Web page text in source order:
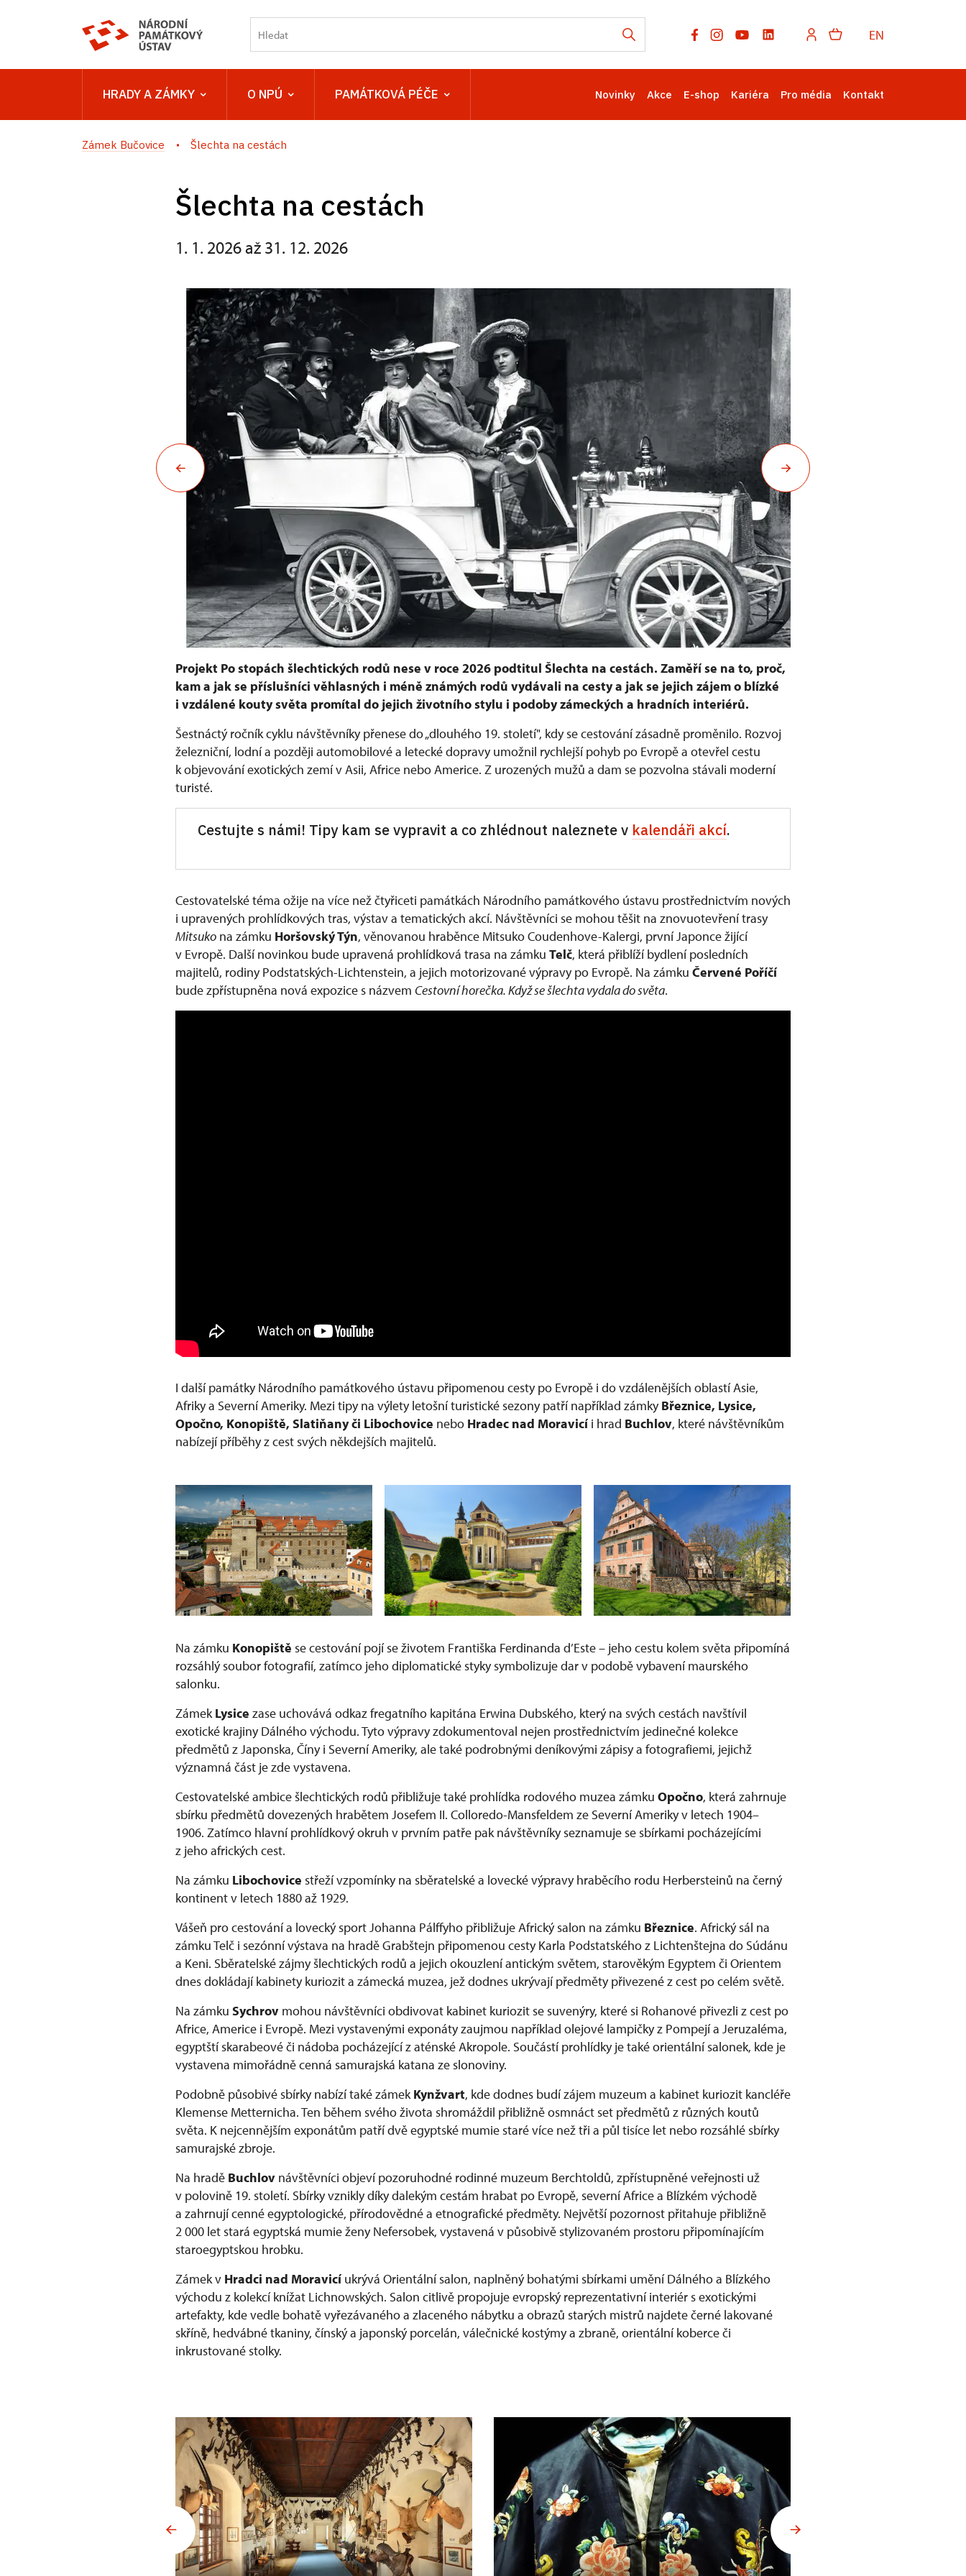
EN
HRADY A ZÁMKY O NPÚ PAMÁTKOVÁ PÉČE Novinky Akce E-shop Kariéra Pro média Kontakt
Zámek Bučovice Šlechta na cestách
Šlechta na cestách
1. 1. 2026 až 31. 12. 2026
Projekt Po stopách šlechtických rodů nese v roce 2026 podtitul Šlechta na cestách. Zaměří se na to, proč,
kam a jak se příslušníci věhlasných i méně známých rodů vydávali na cesty a jak se jejich zájem o blízké
i vzdálené kouty světa promítal do jejich životního stylu i podoby zámeckých a hradních interiérů.
Šestnáctý ročník cyklu návštěvníky přenese do „dlouhého 19. století", kdy se cestování zásadně proměnilo. Rozvoj
železniční, lodní a později automobilové a letecké dopravy umožnil rychlejší pohyb po Evropě a otevřel cestu
k objevování exotických zemí v Asii, Africe nebo Americe. Z urozených mužů a dam se pozvolna stávali moderní
turisté.
Cestujte s námi! Tipy kam se vypravit a co zhlédnout naleznete v kalendáři akcí.
Cestovatelské téma ožije na více než čtyřiceti památkách Národního památkového ústavu prostřednictvím nových
i upravených prohlídkových tras, výstav a tematických akcí. Návštěvníci se mohou těšit na znovuotevření trasy
Mitsuko na zámku Horšovský Týn, věnovanou hraběnce Mitsuko Coudenhove-Kalergi, první Japonce žijící
v Evropě. Další novinkou bude upravená prohlídková trasa na zámku Telč, která přiblíží bydlení posledních
majitelů, rodiny Podstatských-Lichtenstein, a jejich motorizované výpravy po Evropě. Na zámku Červené Poříčí
bude zpřístupněna nová expozice s názvem Cestovní horečka. Když se šlechta vydala do světa.
I další památky Národního památkového ústavu připomenou cesty po Evropě i do vzdálenějších oblastí Asie,
Afriky a Severní Ameriky. Mezi tipy na výlety letošní turistické sezony patří například zámkyBřeznice, Lysice,
Opočno, Konopiště, Slatiňany či Libochovice nebo Hradec nad Moravicíi hrad Buchlov, které návštěvníkům
nabízejí příběhy z cest svých někdejších majitelů.
Na zámku Konopiště se cestování pojí se životem Františka Ferdinanda d’Este – jeho cestu kolem světa připomíná
rozsáhlý soubor fotografií, zatímco jeho diplomatické styky symbolizuje dar v podobě vybavení maurského
salonku.
ZámekLysice zase uchovává odkaz fregatního kapitána Erwina Dubského, který na svých cestách navštívil
exotické krajiny Dálného východu. Tyto výpravy zdokumentoval nejen prostřednictvím jedinečné kolekce
předmětů z Japonska, Číny i Severní Ameriky, ale také podrobnými deníkovými zápisy a fotografiemi, jejichž
významná část je zde vystavena.
Cestovatelské ambice šlechtických rodů přibližuje také prohlídka rodového muzea zámku Opočno, která zahrnuje
sbírku předmětů dovezených hrabětem Josefem II. Colloredo-Mansfeldem ze Severní Ameriky v letech 1904–
1906. Zatímco hlavní prohlídkový okruh v prvním patře pak návštěvníky seznamuje se sbírkami pocházejícími
z jeho afrických cest.
Na zámku Libochovice střeží vzpomínky na sběratelské a lovecké výpravy hraběcího rodu Herbersteinů na černý
kontinent v letech 1880 až 1929.
Vášeň pro cestování a lovecký sport Johanna Pálffyho přibližuje Africký salon na zámku Březnice. Africký sál na
zámku Telč i sezónní výstava na hradě Grabštejn připomenou cesty Karla Podstatského z Lichtenštejna do Súdánu
a Keni. Sběratelské zájmy šlechtických rodů a jejich okouzlení antickým světem, starověkým Egyptem či Orientem
dnes dokládají kabinety kuriozit a zámecká muzea, jež dodnes ukrývají předměty přivezené z cest po celém světě.
Na zámku Sychrov mohou návštěvníci obdivovat kabinet kuriozit se suvenýry, které si Rohanové přivezli z cest po
Africe, Americe i Evropě. Mezi vystavenými exponáty zaujmou například olejové lampičky z Pompejí a Jeruzaléma,
egyptští skarabeové či nádoba pocházející z aténské Akropole. Součástí prohlídky je také orientální salonek, kde je
vystavena mimořádně cenná samurajská katana ze slonoviny.
Podobně působivé sbírky nabízí také zámekKynžvart, kde dodnes budí zájem muzeum a kabinet kuriozit kancléře
Klemense Metternicha. Ten během svého života shromáždil přibližně osmnáct set předmětů z různých koutů
světa. K nejcennějším exponátům patří dvě egyptské mumie staré více než tři a půl tisíce let nebo rozsáhlé sbírky
samurajské zbroje.
Na hradě Buchlov návštěvníci objeví pozoruhodné rodinné muzeum Berchtoldů, zpřístupněné veřejnosti už
v polovině 19. století. Sbírky vznikly díky dalekým cestám hrabat po Evropě, severní Africe a Blízkém východě
a zahrnují cenné egyptologické, přírodovědné a etnografické předměty. Největší pozornost přitahuje přibližně
2 000 let stará egyptská mumie ženy Nefersobek, vystavená v působivě stylizovaném prostoru připomínajícím
staroegyptskou hrobku.
Zámek v Hradci nad Moravicíukrývá Orientální salon, naplněný bohatými sbírkami umění Dálného a Blízkého
východu z kolekcí knížat Lichnowských. Salon citlivě propojuje evropský reprezentativní interiér s exotickými
artefakty, kde vedle bohatě vyřezávaného a zlaceného nábytku a obrazů starých mistrů najdete černé lakované
skříně, hedvábné tkaniny, čínský a japonský porcelán, válečnické kostýmy a zbraně, orientální koberce či
inkrustované stolky.